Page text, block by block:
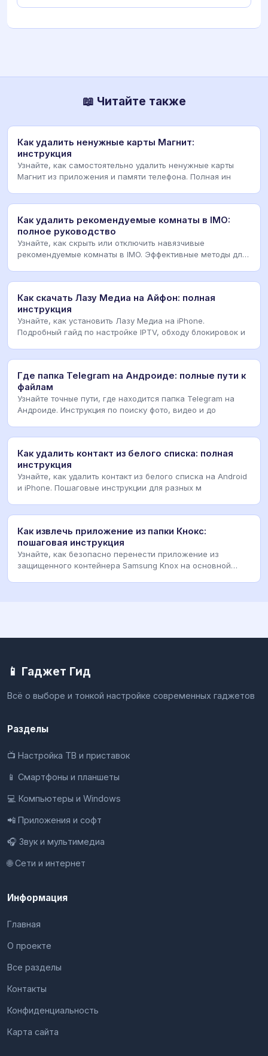
📖 Читайте также
Как удалить ненужные карты Магнит:
инструкция
Узнайте, как самостоятельно удалить ненужные карты
Магнит из приложения и памяти телефона. Полная ин
Как удалить рекомендуемые комнаты в IMO:
полное руководство
Узнайте, как скрыть или отключить навязчивые
рекомендуемые комнаты в IMO. Эффективные методы для
Как скачать Лазу Медиа на Айфон: полная
инструкция
Узнайте, как установить Лазу Медиа на iPhone.
Подробный гайд по настройке IPTV, обходу блокировок и
Где папка Telegram на Андроиде: полные пути к
файлам
Узнайте точные пути, где находится папка Telegram на
Андроиде. Инструкция по поиску фото, видео и до
Как удалить контакт из белого списка: полная
инструкция
Узнайте, как удалить контакт из белого списка на Android
и iPhone. Пошаговые инструкции для разных м
Как извлечь приложение из папки Кнокс:
пошаговая инструкция
Узнайте, как безопасно перенести приложение из
защищенного контейнера Samsung Knox на основной
📱 Гаджет Гид
Всё о выборе и тонкой настройке современных гаджетов
Разделы
📺 Настройка ТВ и приставок
📱 Смартфоны и планшеты
💻 Компьютеры и Windows
📲 Приложения и софт
🎧 Звук и мультимедиа
🌐 Сети и интернет
Информация
Главная
О проекте
Все разделы
Контакты
Конфиденциальность
Карта сайта